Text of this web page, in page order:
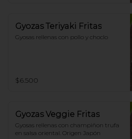
Gyozas Teriyaki Fritas
Gyosas rellenas con pollo y choclo
$6.500
Gyozas Veggie Fritas
Gyosas rellenas con champiñon trufa
en salsa oriental. Origen Japón